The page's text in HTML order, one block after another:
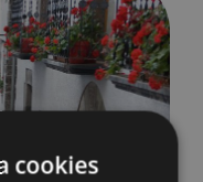
cookies